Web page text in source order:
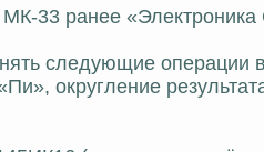
МК-33 ранее
следующие операции
округление